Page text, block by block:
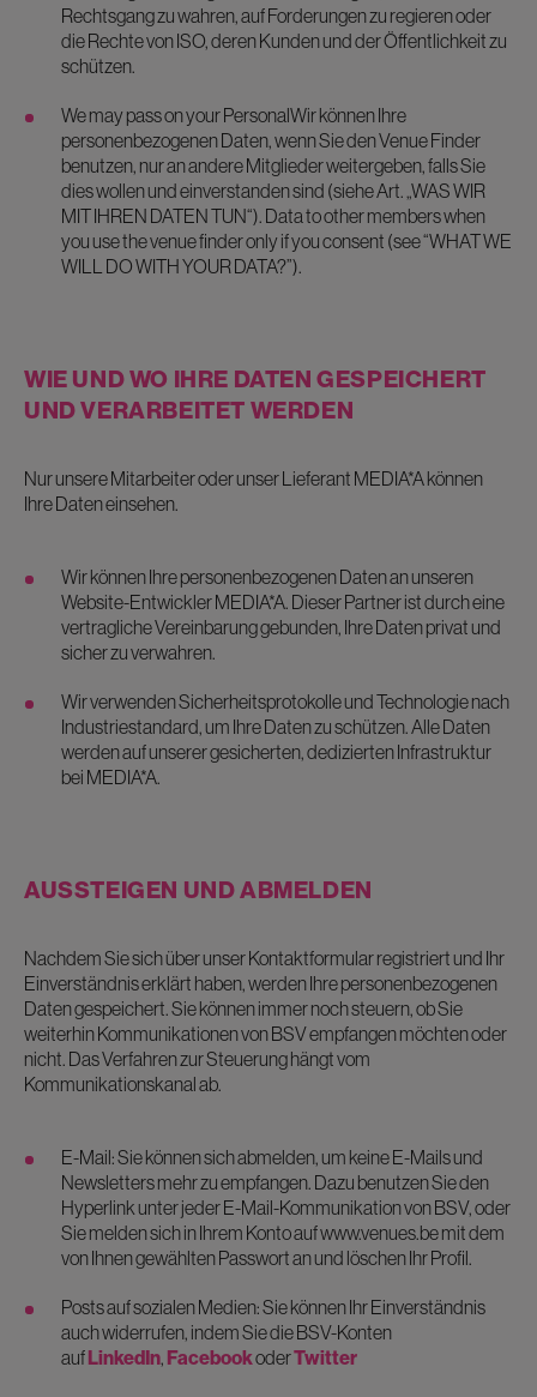
Rechtsgang zu wahren, auf Forderungen zu regieren oder
die Rechte von ISO, deren Kunden und der Öffentlichkeit zu
schützen.
We may pass on your PersonalWir können Ihre
personenbezogenen Daten, wenn Sie den Venue Finder
benutzen, nur an andere Mitglieder weitergeben, falls Sie
dies wollen und einverstanden sind (siehe Art. „WAS WIR
MIT IHREN DATEN TUN“). Data to other members when
you use the venue finder only if you consent (see “WHAT WE
WILL DO WITH YOUR DATA?”).
WIE UND WO IHRE DATEN GESPEICHERT
UND VERARBEITET WERDEN
Nur unsere Mitarbeiter oder unser Lieferant MEDIA*A können
Ihre Daten einsehen.
Wir können Ihre personenbezogenen Daten an unseren
Website-Entwickler MEDIA*A. Dieser Partner ist durch eine
vertragliche Vereinbarung gebunden, Ihre Daten privat und
sicher zu verwahren.
Wir verwenden Sicherheitsprotokolle und Technologie nach
Industriestandard, um Ihre Daten zu schützen. Alle Daten
werden auf unserer gesicherten, dedizierten Infrastruktur
bei MEDIA*A.
AUSSTEIGEN UND ABMELDEN
Nachdem Sie sich über unser Kontaktformular registriert und Ihr
Einverständnis erklärt haben, werden Ihre personenbezogenen
Daten gespeichert. Sie können immer noch steuern, ob Sie
weiterhin Kommunikationen von BSV empfangen möchten oder
nicht. Das Verfahren zur Steuerung hängt vom
Kommunikationskanal ab.
E-Mail: Sie können sich abmelden, um keine E-Mails und
Newsletters mehr zu empfangen. Dazu benutzen Sie den
Hyperlink unter jeder E-Mail-Kommunikation von BSV, oder
Sie melden sich in Ihrem Konto auf www.venues.be mit dem
von Ihnen gewählten Passwort an und löschen Ihr Profil.
Posts auf sozialen Medien: Sie können Ihr Einverständnis
auch widerrufen, indem Sie die BSV-Konten
aufLinkedIn, FacebookoderTwitter